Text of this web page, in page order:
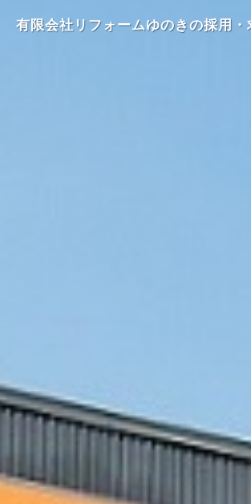
有限会社リフォームゆのきの採用・